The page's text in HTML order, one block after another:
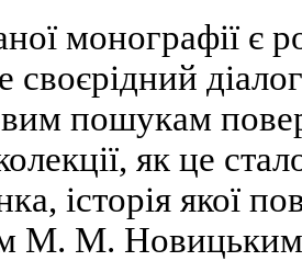
монографії є
своєрідний
пошукам
як це
історія якої
М. М.